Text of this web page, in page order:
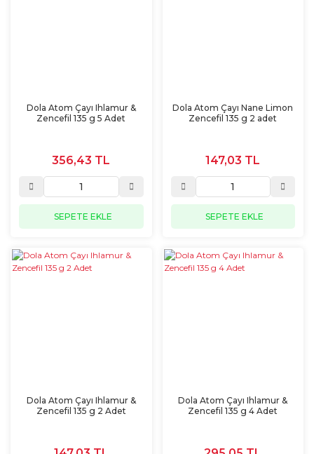
Dola Atom Çayı Ihlamur &
Zencefil 135 g 5 Adet
356,43 TL
SEPETE EKLE
Dola Atom Çayı Nane Limon
Zencefil 135 g 2 adet
147,03 TL
SEPETE EKLE
Dola Atom Çayı Ihlamur &
Zencefil 135 g 2 Adet
Dola Atom Çayı Ihlamur &
Zencefil 135 g 4 Adet